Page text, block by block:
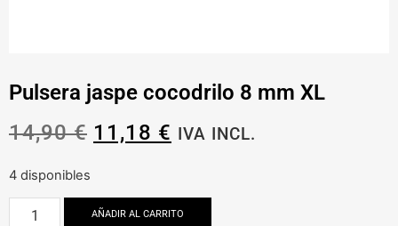
Pulsera jaspe cocodrilo 8 mm XL
14,90€ 11,18 € IVA INCL.
4 disponibles
AÑADIR AL CARRITO